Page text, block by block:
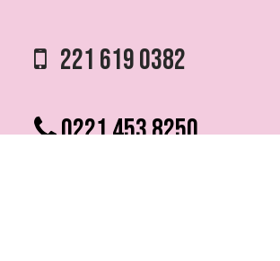
221 619 0382
0221 453 8250